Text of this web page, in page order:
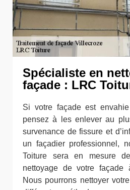
Spécialiste en
façade : LRC
Si votre façade est
pensez à les enlever au
survenance de fissure et
un façadier professionnel,
Toiture sera en mesure
nettoyage de votre façade
Nous pourrons nettoyer